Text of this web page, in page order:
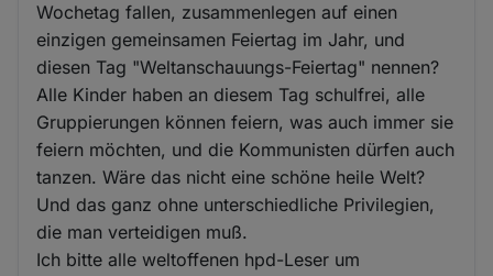
Wochetag fallen, zusammenlegen auf einen
einzigen gemeinsamen Feiertag im Jahr, und
diesen Tag "Weltanschauungs-Feiertag" nennen?
Alle Kinder haben an diesem Tag schulfrei, alle
Gruppierungen können feiern, was auch immer sie
feiern möchten, und die Kommunisten dürfen auch
tanzen. Wäre das nicht eine schöne heile Welt?
Und das ganz ohne unterschiedliche Privilegien,
die man verteidigen muß.
Ich bitte alle weltoffenen hpd-Leser um